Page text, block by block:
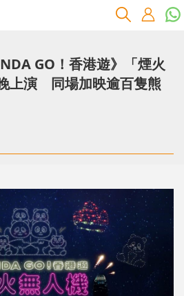
GO！香港遊》「煙火
上演 同場加映逾百隻熊